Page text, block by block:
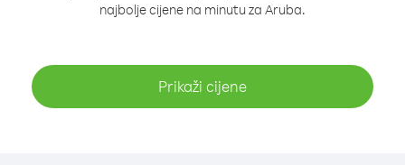
najbolje cijene na minutu za Aruba.
Prikaži cijene